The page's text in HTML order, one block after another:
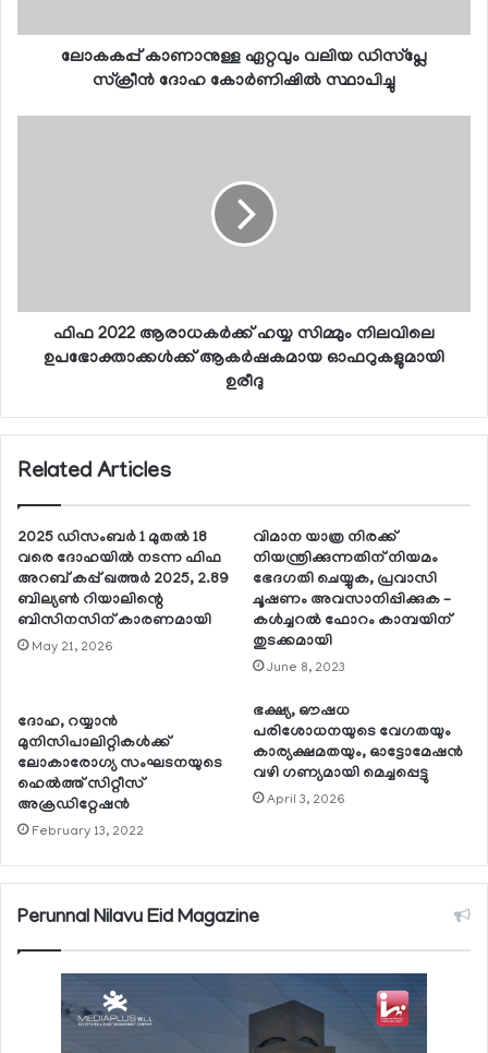
ലോകകപ്പ് കാണാനുള്ള ഏറ്റവും വലിയ ഡിസ്പ്ലേ
സ്‌ക്രീന്‍ ദോഹ കോര്‍ണിഷില്‍ സ്ഥാപിച്ചു
ഫിഫ 2022 ആരാധകര്‍ക്ക് ഹയ്യ സിമ്മും നിലവിലെ
ഉപഭോക്താക്കള്‍ക്ക് ആകര്‍ഷകമായ ഓഫറുകളുമായി
ഉരീദു
Related Articles
2025 ഡിസംബര്‍ 1 മുതല്‍ 18
വരെ ദോഹയില്‍ നടന്ന ഫിഫ
അറബ് കപ്പ് ഖത്തര്‍ 2025, 2.89
ബില്യണ്‍ റിയാലിന്റെ
ബിസിനസിന് കാരണമായി
May 21, 2026
വിമാന യാത്ര നിരക്ക്
നിയന്ത്രിക്കുന്നതിന് നിയമം
ഭേദഗതി ചെയ്യുക, പ്രവാസി
ചൂഷണം അവസാനിപ്പിക്കുക –
കള്‍ച്ചറല്‍ ഫോറം കാമ്പയിന്
തുടക്കമായി
June 8, 2023
ദോഹ, റയ്യാന്‍
മുനിസിപാലിറ്റികള്‍ക്ക്
ലോകാരോഗ്യ സംഘടനയുടെ
ഹെല്‍ത്ത് സിറ്റീസ്
അക്രഡിറ്റേഷന്‍
February 13, 2022
ഭക്ഷ്യ, ഔഷധ
പരിശോധനയുടെ വേഗതയും
കാര്യക്ഷമതയും, ഓട്ടോമേഷന്‍
വഴി ഗണ്യമായി മെച്ചപ്പെട്ടു
April 3, 2026
Perunnal Nilavu Eid Magazine